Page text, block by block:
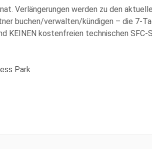
Verlängerungen werden zu den
buchen/verwalten/kündigen – die 7-
KEINEN kostenfreien technischen SFC-
Park